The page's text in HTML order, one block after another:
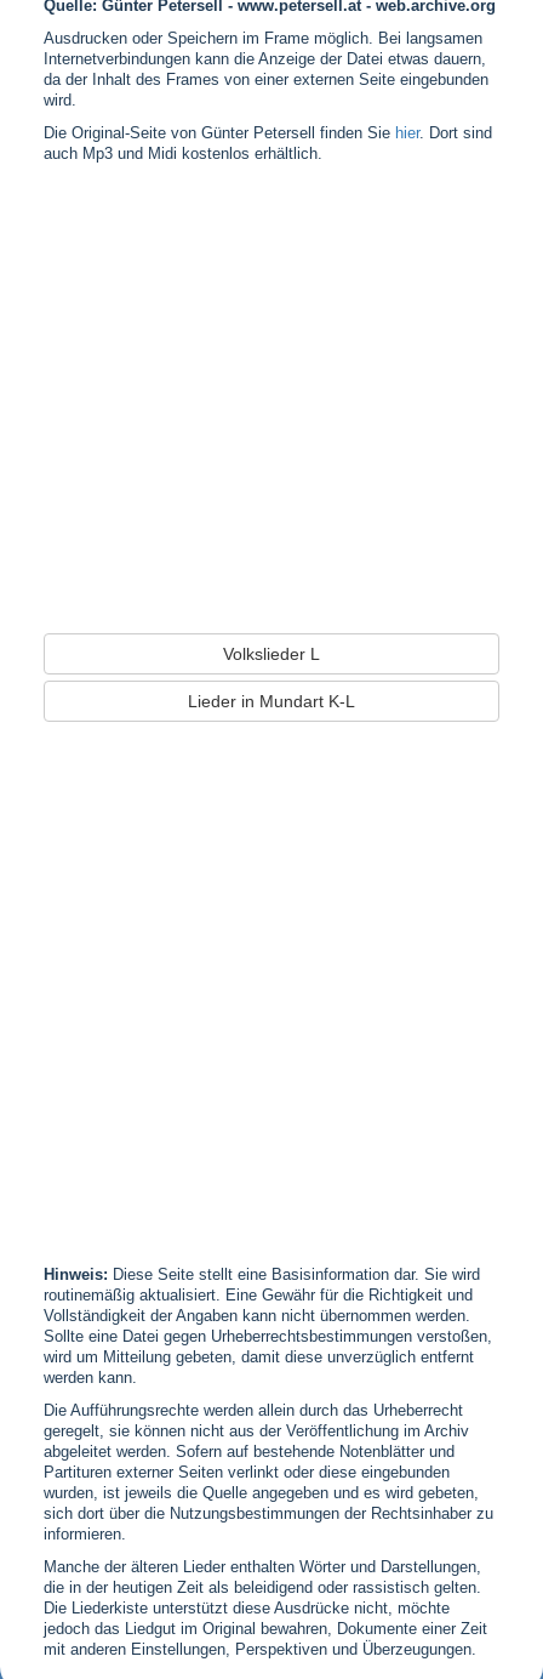
Quelle: Günter Petersell - www.petersell.at - web.archive.org
Ausdrucken oder Speichern im Frame möglich. Bei langsamen
Internetverbindungen kann die Anzeige der Datei etwas dauern,
da der Inhalt des Frames von einer externen Seite eingebunden
wird.
Die Original-Seite von Günter Petersell finden Sie hier. Dort sind
auch Mp3 und Midi kostenlos erhältlich.
Volkslieder L
Lieder in Mundart K-L
Hinweis: Diese Seite stellt eine Basisinformation dar. Sie wird
routinemäßig aktualisiert. Eine Gewähr für die Richtigkeit und
Vollständigkeit der Angaben kann nicht übernommen werden.
Sollte eine Datei gegen Urheberrechtsbestimmungen verstoßen,
wird um Mitteilung gebeten, damit diese unverzüglich entfernt
werden kann.
Die Aufführungsrechte werden allein durch das Urheberrecht
geregelt, sie können nicht aus der Veröffentlichung im Archiv
abgeleitet werden. Sofern auf bestehende Notenblätter und
Partituren externer Seiten verlinkt oder diese eingebunden
wurden, ist jeweils die Quelle angegeben und es wird gebeten,
sich dort über die Nutzungsbestimmungen der Rechtsinhaber zu
informieren.
Manche der älteren Lieder enthalten Wörter und Darstellungen,
die in der heutigen Zeit als beleidigend oder rassistisch gelten.
Die Liederkiste unterstützt diese Ausdrücke nicht, möchte
jedoch das Liedgut im Original bewahren, Dokumente einer Zeit
mit anderen Einstellungen, Perspektiven und Überzeugungen.